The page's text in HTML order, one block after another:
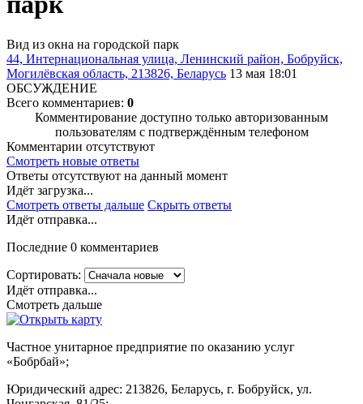
Вид из окна на городской парк
44, Интернациональная улица, Ленинский район, Бобруйск,
Могилёвская область, 213826, Беларусь 13 мая 18:01
ОБСУЖДЕНИЕ
Всего комментариев: 0
Комментирование доступно только авторизованным
пользователям с подтверждённым телефоном
Комментарии отсутствуют
Смотреть новые ответы
Ответы отсутствуют на данный момент
Идёт загрузка...
Смотреть ответы дальше Скрыть ответы
Идёт отправка...
Последние 0 комментариев
Сортировать:
Идёт отправка...
Смотреть дальше
Частное унитарное предприятие по оказанию услуг
«Бобрбай»;
Юридический адрес: 213826, Беларусь, г. Бобруйск, ул.